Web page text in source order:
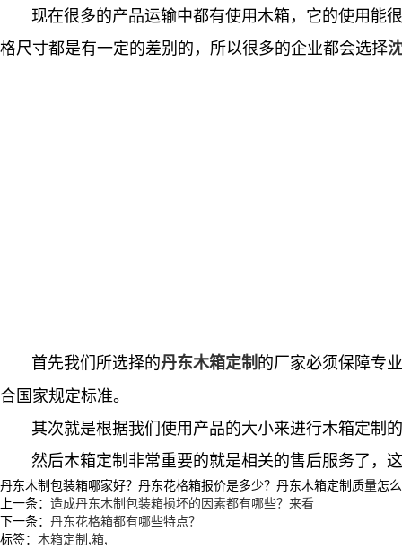
现在很多的产品运输中都有使用木箱，它的使用能
格尺寸都是有一定的差别的，所以很多的企业都会选择
首先我们所选择的丹东木箱定制的厂家必须保障专
合国家规定标准。
其次就是根据我们使用产品的大小来进行木箱定制
然后木箱定制非常重要的就是相关的售后服务了，
丹东木制包装箱哪家好？丹东花格箱报价是多少？丹东木箱定制质量
上一条： 造成丹东木制包装箱损坏的因素都有哪些？来看
下一条： 丹东花格箱都有哪些特点？
标签： 木箱定制,箱,